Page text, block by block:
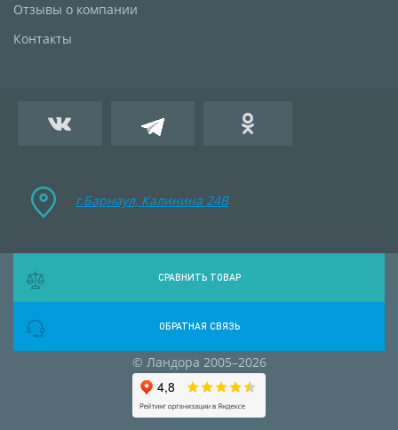
Отзывы о компании
Контакты
г.Барнаул, Калинина 24B
© Ландора 2005–2026
СРАВНИТЬ ТОВАР
ОБРАТНАЯ СВЯЗЬ